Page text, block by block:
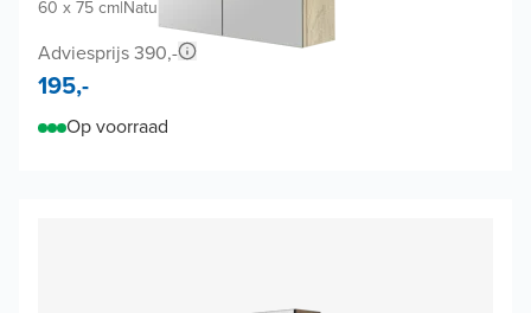
60 x 75 cm|Natuur eik
Adviesprijs 390,-
195,-
Op voorraad